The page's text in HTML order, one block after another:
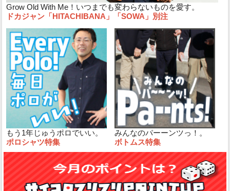
Grow Old With Me！いつまでも変わらないものを愛す。
ドカジャン「HITACHIBANA」「SOWA」別注
もう1年じゅうポロでいい。
ポロシャツ特集
みんなのパーーンツっ！。
ボトムス特集